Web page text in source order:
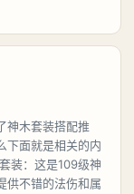
神木套装搭配推
下面就是相关的内
装‌：这是109级神
供不错的法伤和属